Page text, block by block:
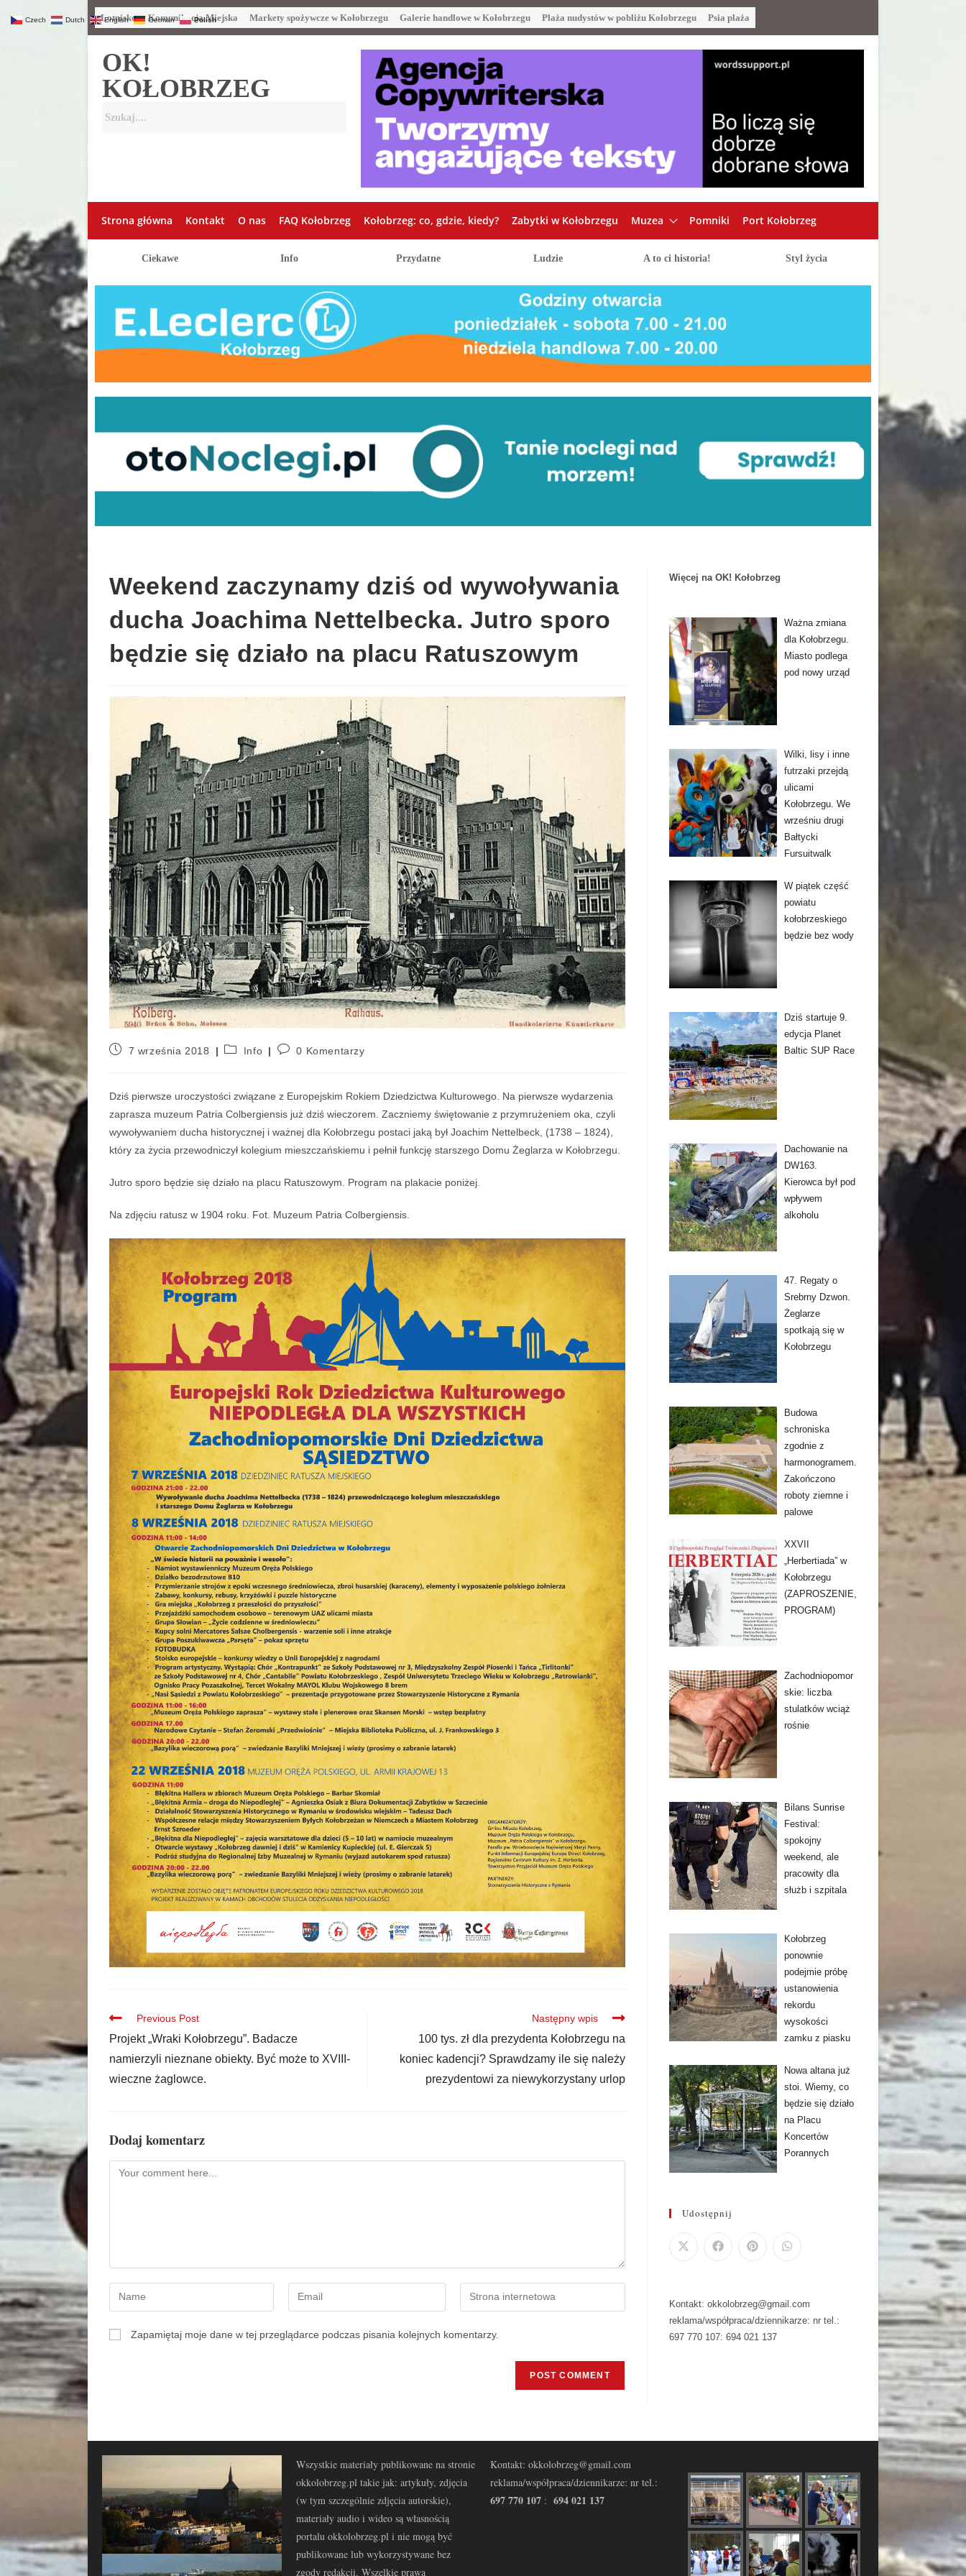
Lotnisko Komunikacja Miejska Markety spożywcze w Kołobrzegu Galerie handlowe w Kołobrzegu Plaża nudystów w pobliżu Kołobrzegu Psia plaża
OK!
KOŁOBRZEG
Strona główna Kontakt O nas FAQ Kołobrzeg Kołobrzeg: co, gdzie, kiedy? Zabytki w Kołobrzegu Muzea Pomniki Port Kołobrzeg
Ciekawe Info Przydatne Ludzie A to ci historia! Styl życia
Weekend zaczynamy dziś od wywoływania
ducha Joachima Nettelbecka. Jutro sporo
będzie się działo na placu Ratuszowym
7 września 2018 Info 0 Komentarzy
Dziś pierwsze uroczystości związane z Europejskim Rokiem Dziedzictwa Kulturowego. Na pierwsze wydarzenia
zaprasza muzeum Patria Colbergiensis już dziś wieczorem. Zaczniemy świętowanie z przymrużeniem oka, czyli
wywoływaniem ducha historycznej i ważnej dla Kołobrzegu postaci jaką był Joachim Nettelbeck, (1738 – 1824),
który za życia przewodniczył kolegium mieszczańskiemu i pełnił funkcję starszego Domu Żeglarza w Kołobrzegu.
Jutro sporo będzie się działo na placu Ratuszowym. Program na plakacie poniżej.
Na zdjęciu ratusz w 1904 roku. Fot. Muzeum Patria Colbergiensis.
Previous Post
Projekt „Wraki Kołobrzegu”. Badacze
namierzyli nieznane obiekty. Być może to XVIII-
wieczne żaglowce.
Następny wpis
100 tys. zł dla prezydenta Kołobrzegu na
koniec kadencji? Sprawdzamy ile się należy
prezydentowi za niewykorzystany urlop
Dodaj komentarz
Zapamiętaj moje dane w tej przeglądarce podczas pisania kolejnych komentarzy.
Więcej na OK! Kołobrzeg
Ważna zmiana
dla Kołobrzegu.
Miasto podlega
pod nowy urząd
Wilki, lisy i inne
futrzaki przejdą
ulicami
Kołobrzegu. We
wrześniu drugi
Bałtycki
Fursuitwalk
W piątek część
powiatu
kołobrzeskiego
będzie bez wody
Dziś startuje 9.
edycja Planet
Baltic SUP Race
Dachowanie na
DW163.
Kierowca był pod
wpływem
alkoholu
47. Regaty o
Srebrny Dzwon.
Żeglarze
spotkają się w
Kołobrzegu
Budowa
schroniska
zgodnie z
harmonogramem.
Zakończono
roboty ziemne i
palowe
XXVII
„Herbertiada” w
Kołobrzegu
(ZAPROSZENIE,
PROGRAM)
Zachodniopomor
skie: liczba
stulatków wciąż
rośnie
Bilans Sunrise
Festival:
spokojny
weekend, ale
pracowity dla
służb i szpitala
Kołobrzeg
ponownie
podejmie próbę
ustanowienia
rekordu
wysokości
zamku z piasku
Nowa altana już
stoi. Wiemy, co
będzie się działo
na Placu
Koncertów
Porannych
Udostępnij
Kontakt: okkolobrzeg@gmail.com
reklama/współpraca/dziennikarze: nr tel.:
697 770 107: 694 021 137
Wszystkie materiały publikowane na stronie
okkolobrzeg.pl takie jak: artykuły, zdjęcia
(w tym szczególnie zdjęcia autorskie),
materiały audio i wideo są własnością
portalu okkolobrzeg.pl i nie mogą być
publikowane lub wykorzystywane bez
zgody redakcji. Wszelkie prawa
Kontakt: okkolobrzeg@gmail.com
reklama/współpraca/dziennikarze: nr tel.:
697 770 107 : 694 021 137
Czech Dutch English German Polish